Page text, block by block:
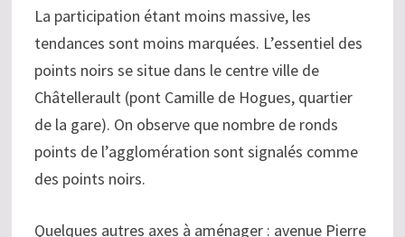
La participation étant moins massive, les
tendances sont moins marquées. L’essentiel des
points noirs se situe dans le centre ville de
Châtellerault (pont Camille de Hogues, quartier
de la gare). On observe que nombre de ronds
points de l’agglomération sont signalés comme
des points noirs.
Quelques autres axes à aménager : avenue Pierre